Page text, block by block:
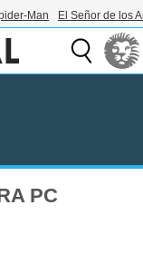
Man El Señor de los
PC